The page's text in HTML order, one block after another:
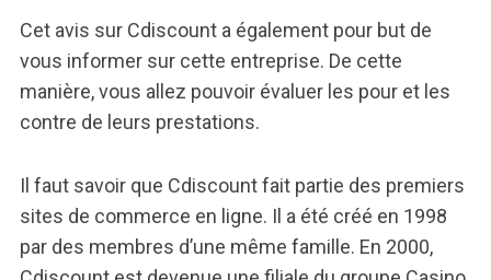
Cet avis sur Cdiscount a également pour but de
vous informer sur cette entreprise. De cette
manière, vous allez pouvoir évaluer les pour et les
contre de leurs prestations.
Il faut savoir que Cdiscount fait partie des premiers
sites de commerce en ligne. Il a été créé en 1998
par des membres d’une même famille. En 2000,